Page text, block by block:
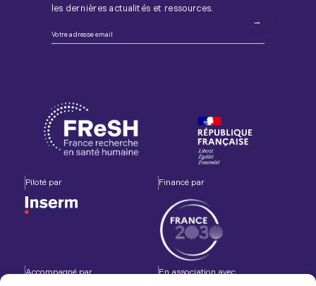
les dernières actualités et ressources.
Piloté par Financé par
Accompagné par En association avec